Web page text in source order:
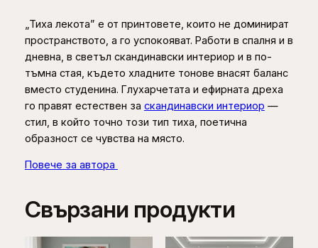
„Тиха лекота” е от принтовете, които не доминират
пространството, а го успокояват. Работи в спалня и в
дневна, в светъл скандинавски интериор и в по-
тъмна стая, където хладните тонове внасят баланс
вместо студенина. Глухарчетата и ефирната дреха
го правят естествен за скандинавски интериор —
стил, в който точно този тип тиха, поетична
образност се чувства на място.
Повече за автора
Свързани продукти